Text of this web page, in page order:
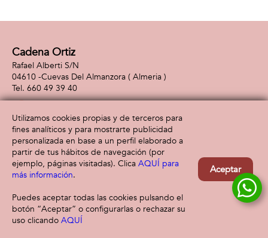
Filtrar
Cadena Ortiz
Rafael Alberti S/N
04610 -Cuevas Del Almanzora ( Almeria )
660 49 39 40
Información
Aviso legal
Política de privacidad
Política de cookies
Atención al cliente
Envío y devolución
Utilizamos cookies propias y de terceros para
fines analíticos y para mostrarte publicidad
personalizada en base a un perfil elaborado a
partir de tus hábitos de navegación (por
ejemplo, páginas visitadas). Clica AQUÍ para
más información.
Puedes aceptar todas las cookies pulsando el
botón “Aceptar” o configurarlas o rechazar su
uso clicando AQUÍ
Aceptar